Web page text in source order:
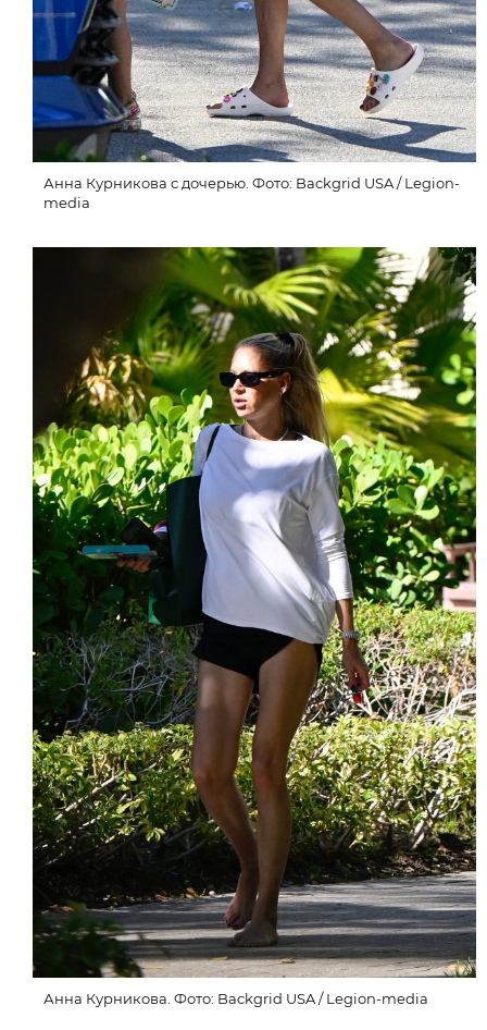
Анна Курникова с дочерью. Фото: Backgrid USA / Legion-
media
Анна Курникова. Фото: Backgrid USA / Legion-media